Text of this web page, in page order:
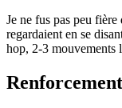
Je ne fus pas peu
regardaient en se
hop, 2-3 mouvements